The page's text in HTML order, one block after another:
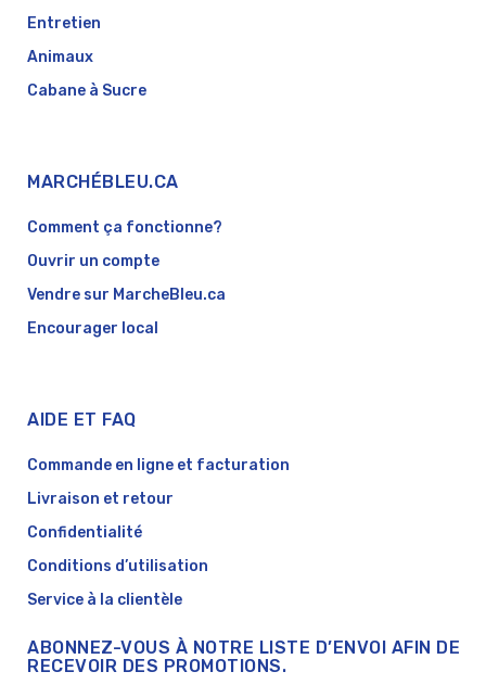
Entretien
Animaux
Cabane à Sucre
MARCHÉBLEU.CA
Comment ça fonctionne?
Ouvrir un compte
Vendre sur MarcheBleu.ca
Encourager local
AIDE ET FAQ
Commande en ligne et facturation
Livraison et retour
Confidentialité
Conditions d’utilisation
Service à la clientèle
ABONNEZ-VOUS À NOTRE LISTE D’ENVOI AFIN DE
RECEVOIR DES PROMOTIONS.